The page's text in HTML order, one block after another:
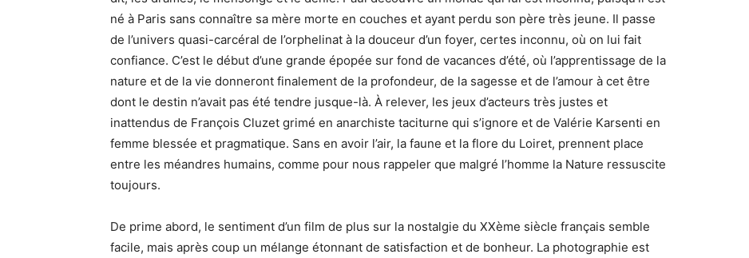
né à Paris sans connaître sa mère morte en couches et ayant perdu son père très jeune. Il passe
de l’univers quasi-carcéral de l’orphelinat à la douceur d’un foyer, certes inconnu, où on lui fait
confiance. C’est le début d’une grande épopée sur fond de vacances d’été, où l’apprentissage de la
nature et de la vie donneront finalement de la profondeur, de la sagesse et de l’amour à cet être
dont le destin n’avait pas été tendre jusque-là. À relever, les jeux d’acteurs très justes et
inattendus de François Cluzet grimé en anarchiste taciturne qui s’ignore et de Valérie Karsenti en
femme blessée et pragmatique. Sans en avoir l’air, la faune et la flore du Loiret, prennent place
entre les méandres humains, comme pour nous rappeler que malgré l’homme la Nature ressuscite
toujours.
De prime abord, le sentiment d’un film de plus sur la nostalgie du XXème siècle français semble
facile, mais après coup un mélange étonnant de satisfaction et de bonheur. La photographie est